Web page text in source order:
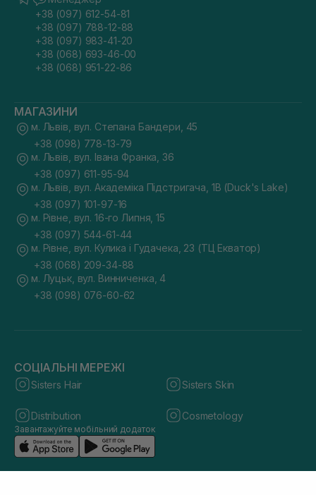
+38 (097) 612-54-81
+38 (097) 788-12-88
+38 (097) 983-41-20
+38 (068) 693-46-00
+38 (068) 951-22-86
МАГАЗИНИ
м. Львів, вул. Степана Бандери, 45
+38 (098) 778-13-79
м. Львів, вул. Івана Франка, 36
+38 (097) 611-95-94
м. Львів, вул. Академіка Підстригача, 1В (Duck's Lake)
+38 (097) 101-97-16
м. Рівне, вул. 16-го Липня, 15
+38 (097) 544-61-44
м. Рівне, вул. Кулика і Гудачека, 23 (ТЦ Екватор)
+38 (068) 209-34-88
м. Луцьк, вул. Винниченка, 4
+38 (098) 076-60-62
СОЦІАЛЬНІ МЕРЕЖІ
Sisters Hair Sisters Skin
Distribution Cosmetology
Завантажуйте мобільний додаток